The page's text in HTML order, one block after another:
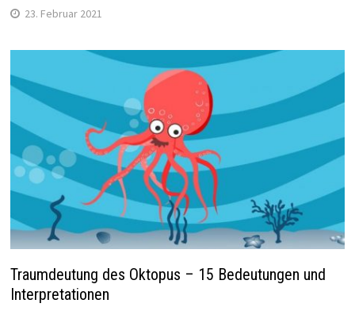
23. Februar 2021
Traumdeutung des Oktopus – 15 Bedeutungen und
Interpretationen